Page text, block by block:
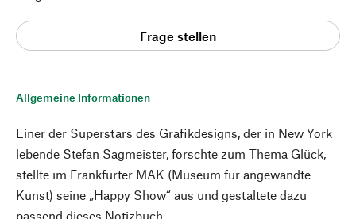
Allgemeine Informationen
Einer der Superstars des Grafikdesigns, der in New York
lebende Stefan Sagmeister, forschte zum Thema Glück,
stellte im Frankfurter MAK (Museum für angewandte
Kunst) seine „Happy Show“ aus und gestaltete dazu
passend dieses Notizbuch.
Frage stellen